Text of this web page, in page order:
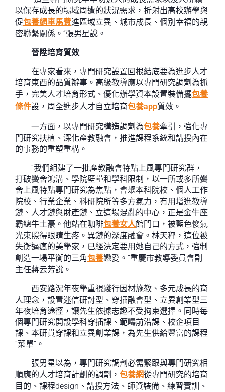
以保存成長的場域周遭的狀況需求，折射出高校辦學與
促包養網車馬費進區域立異、城市成長、個別幸福的親
密聯繫關係。”張男星說。
晉陞培育質效
在專家看來，專門研究設置回根結底要為進步人才
培育東西的品質辦事。高級教導應以專門研究調劑為抓
手，完美人才培育形式、優化辦學資本設置裝備擺包養
條件設，周全進步人才自立培育包養app質效。
一方面，以專門研究構造調劑為包養牽引，強化專
門研究扶植、深化產教融會，推進課程系統和講授內在
的事務的重塑重構。
“我們組建了一批產教融會特點上風專門研究群，
打破黌舍鴻溝、學院壁壘和學科限制，以一所或多所黌
舍上風特點專門研究為焦點，會聚本科院校、個人工作
院校、行業企業、科研院所等多方氣力，有用增進教導
鏈、人才鏈與財產鏈、立這場混亂的中心，正是金牛座
霸總牛土豪。他站在咖啡包養女人館門口，被藍色傻氣
光束照得眼睛生疼。異鏈的深度融會。林天秤，這位被
失衡逼瘋的美學家，已經決定要用她自己的方式，強制
創造一場平衡的三角包養戀愛。”重慶市教導委員會副
主任蔣云芳說。
西安路況年夜學重視踐行因材施教、多元成長的育
人理念，設置迷信研討型、穿插融會型、立異創業型三
年夜培育途徑，讓先生依據志趣不受拘束選擇。同時每
個專門研究開設學科穿插課、範疇前沿課、校企項目
課、本研貫穿課和立異創業課，為先生供給豐富的課程
“菜單”。
張男星以為，專門研究調劑必需緊跟與專門研究相
順應的人才培育計劃的調劑， 包養網從專門研究的培育
目的、課程design、講授方法、師資裝備、練習實訓、